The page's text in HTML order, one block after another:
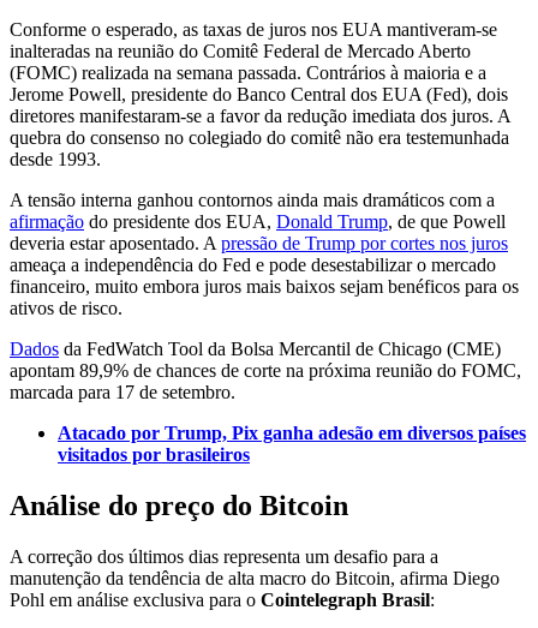
Conforme o esperado, as taxas de juros nos EUA mantiveram-se
inalteradas na reunião do Comitê Federal de Mercado Aberto
(FOMC) realizada na semana passada. Contrários à maioria e a
Jerome Powell, presidente do Banco Central dos EUA (Fed), dois
diretores manifestaram-se a favor da redução imediata dos juros. A
quebra do consenso no colegiado do comitê não era testemunhada
desde 1993.
A tensão interna ganhou contornos ainda mais dramáticos com a
afirmação do presidente dos EUA, Donald Trump, de que Powell
deveria estar aposentado. A pressão de Trump por cortes nos juros
ameaça a independência do Fed e pode desestabilizar o mercado
financeiro, muito embora juros mais baixos sejam benéficos para os
ativos de risco.
Dados da FedWatch Tool da Bolsa Mercantil de Chicago (CME)
apontam 89,9% de chances de corte na próxima reunião do FOMC,
marcada para 17 de setembro.
Atacado por Trump, Pix ganha adesão em diversos países
visitados por brasileiros
Análise do preço do Bitcoin
A correção dos últimos dias representa um desafio para a
manutenção da tendência de alta macro do Bitcoin, afirma Diego
Pohl em análise exclusiva para o Cointelegraph Brasil: